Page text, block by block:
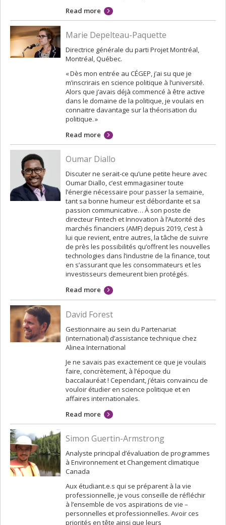
Read more
Marie Depelteau-Paquette
Directrice générale du parti Projet Montréal,
Montréal, Québec.
« Dès mon entrée au CÉGEP, j’ai su que je
m’inscrirais en science politique à l’université.
Alors que j’avais déjà commencé à être active
dans le domaine de la politique, je voulais en
connaitre davantage sur la théorisation du
politique. »
Read more
Oumar Diallo
Discuter ne serait-ce qu’une petite heure avec
Oumar Diallo, c’est emmagasiner toute
l’énergie nécessaire pour passer la semaine,
tant sa bonne humeur est débordante et sa
passion communicative… À son poste de
directeur Fintech et Innovation à l’Autorité des
marchés financiers (AMF) depuis 2019, c’est à
lui que revient, entre autres, la tâche de suivre
de près les possibilités qu’offrent les nouvelles
technologies dans l’industrie de la finance, tout
en s’assurant que les consommateurs et les
investisseurs demeurent bien protégés.
Read more
David Forest
Gestionnaire au sein du Partenariat
(international) d’assistance technique chez
Alinea International
Je ne savais pas exactement ce que je voulais
faire, concrètement, à l’époque du
baccalauréat ! Cependant, j’étais convaincu de
vouloir étudier en science politique et en
affaires internationales.
Read more
Simon Guertin-Armstrong
Analyste principal d’évaluation de programmes
à Environnement et Changement climatique
Canada
Aux étudiant.e.s qui se préparent à la vie
professionnelle, je vous conseille de réfléchir
à l’ensemble de vos aspirations de vie –
personnelles et professionnelles. Avoir ces
priorités en tête ainsi que leurs